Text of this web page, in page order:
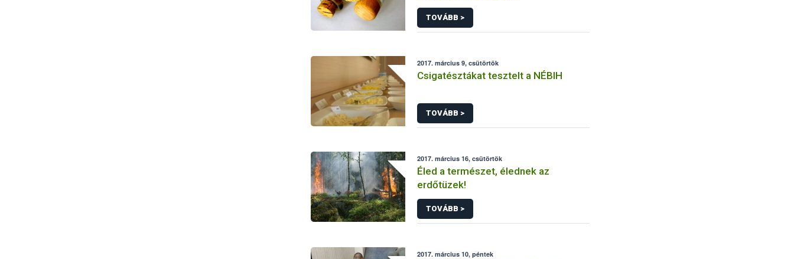
TOVÁBB >
2017. március 9, csütörtök
Csigatésztákat tesztelt a NÉBIH
TOVÁBB >
2017. március 16, csütörtök
Éled a természet, élednek az
erdőtüzek!
TOVÁBB >
2017. március 10, péntek